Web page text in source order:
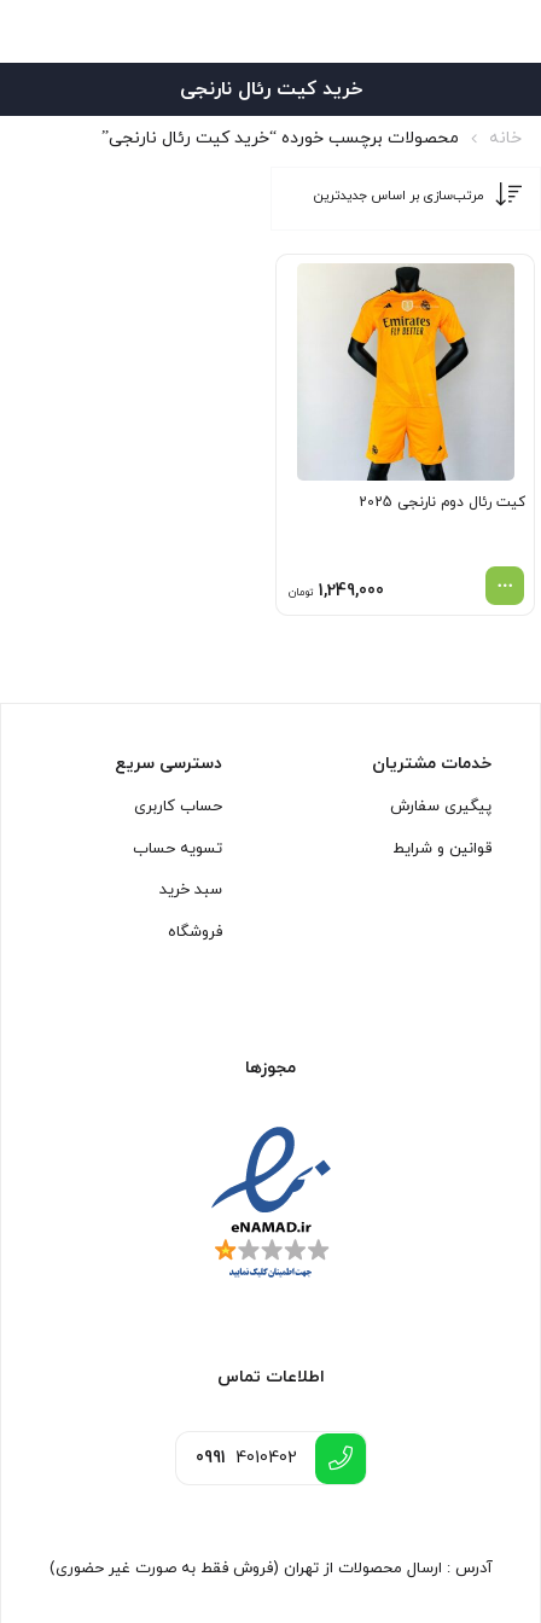
خرید کیت رئال نارنجی
خانه محصولات برچسب خورده “خرید کیت رئال نارنجی”
کیت رئال دوم نارنجی 2025
1,249,000 تومان
خدمات مشتریان
پیگیری سفارش
قوانین و شرایط
دسترسی سریع
حساب کاربری
تسویه حساب
سبد خرید
فروشگاه
مجوزها
اطلاعات تماس
0991 4010402
آدرس : ارسال محصولات از تهران (فروش فقط به صورت غیر حضوری)